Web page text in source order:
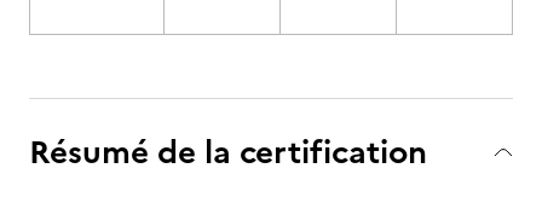
Résumé de la certification